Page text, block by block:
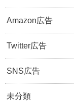
Amazon広告
Twitter広告
SNS広告
未分類